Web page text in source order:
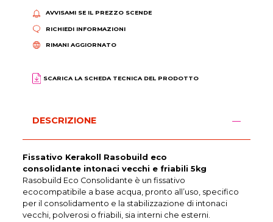
AVVISAMI SE IL PREZZO SCENDE
RICHIEDI INFORMAZIONI
RIMANI AGGIORNATO
SCARICA LA SCHEDA TECNICA DEL PRODOTTO
DESCRIZIONE
Fissativo Kerakoll Rasobuild eco
consolidante intonaci vecchi e friabili5kg
Rasobuild Eco Consolidante è un fissativo
ecocompatibile a base acqua, pronto all’uso, specifico
per il consolidamento e la stabilizzazione di intonaci
vecchi, polverosi o friabili, sia interni che esterni.